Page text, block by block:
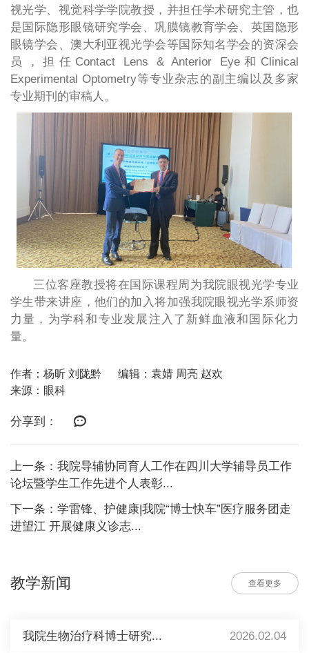
视光学、视觉科学学院教授，并担任学术研究主管，也
是国际隐形眼镜研究学会、巩膜镜教育学会、英国隐形
眼镜学会、澳大利亚视光学会等国际知名学会的资深会
员，担任Contact Lens & Anterior Eye和Clinical
Experimental Optometry等专业杂志的副主编以及多家
专业期刊的审稿人。
三位客座教授将在国际课程周为我院眼视光学专业
学生带来讲座，他们的加入将加强我院眼视光学系师资
力量，为学科和专业发展注入了新鲜血液和国际化力
量。
作者：杨昕 刘陇黔
编辑：袁婧 周亮 赵欢
来源：眼科
分享到：
上一条：我院导辅协同育人工作在四川大学辅导员工作
论坛暨学生工作先进个人表彰...
下一条：学雷锋、护健康|我院“博士快车”医疗服务团走
进望江 开展健康义诊志...
教学新闻 查看更多
我院生物治疗科博士研究... 2026.02.04